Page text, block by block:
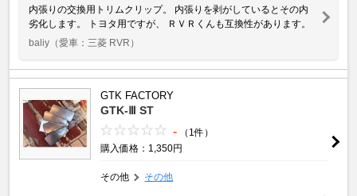
内張りの交換用トリムクリップ。 内張りを剥がしているとその内
劣化します。 トヨタ用ですが、 ＲＶＲくんも互換性があります。
baliy （愛車：三菱 RVR）
GTK FACTORY
GTK-Ⅲ ST
-
（1件）
購入価格：1,350円
その他 その他